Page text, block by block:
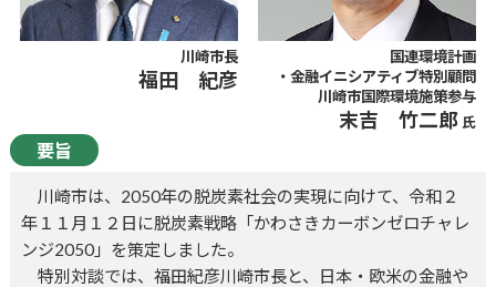
川崎市長
福田 紀彦
国連環境計画
・金融イニシアティブ特別顧問
川崎市国際環境施策参与
末吉 竹二郎
要旨
川崎市は、2050年の脱炭素社会の実現に向けて、令和２
年１１月１２日に脱炭素戦略「かわさきカーボンゼロチャレ
ンジ2050」を策定しました。
特別対談では、福田紀彦川崎市長と、日本・欧米の金融や